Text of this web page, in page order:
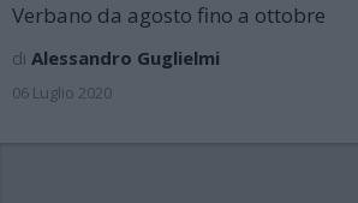
Verbano da agosto fino a ottobre
di Alessandro Guglielmi
06 Luglio 2020